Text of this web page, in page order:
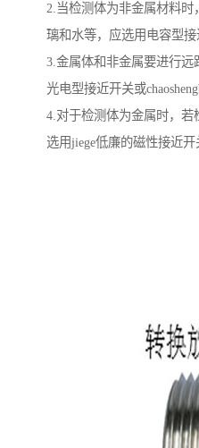
2.当检测体为非金属材料
璃和水等，应选用电容型接
3.金属体和非金属要进行远
光电型接近开关或
4.对于检测体为金属时，若
选用jiege低廉的磁性接近开